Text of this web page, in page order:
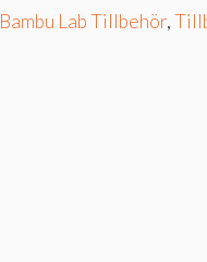
Bambu Lab Tillbehör,